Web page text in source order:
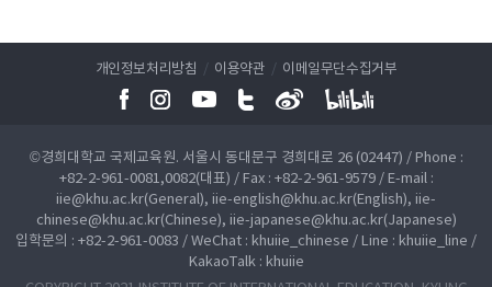
개인정보처리방침 / 이용약관 / 이메일무단수집거부
©경희대학교 국제교육원. 서울시 동대문구 경희대로 26 (02447) / Phone :
+82-2-961-0081,0082(대표) / Fax : +82-2-961-9579 / E-mail :
iie@khu.ac.kr(General), iie-english@khu.ac.kr(English), iie-
chinese@khu.ac.kr(Chinese), iie-japanese@khu.ac.kr(Japanese)
입학문의 : +82-2-961-0083 / WeChat : khuiie_chinese / Line : khuiie_line /
KakaoTalk : khuiie